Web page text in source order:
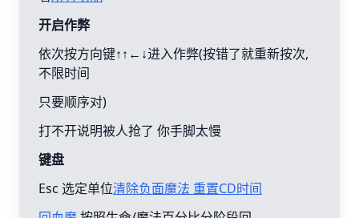
开启作弊
依次按方向键↑↑←↓进入作弊(按错了就重新按次,
不限时间
只要顺序对)
打不开说明被人抢了 你手脚太慢
键盘
Esc 选定单位清除负面魔法 重置CD时间